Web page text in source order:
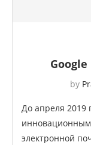
by
До апреля 2019
электронной